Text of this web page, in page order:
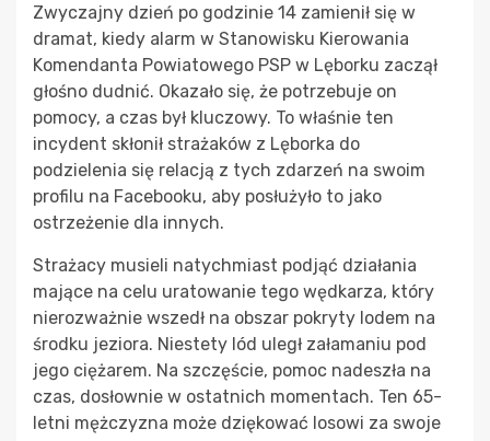
Zwyczajny dzień po godzinie 14 zamienił się w
dramat, kiedy alarm w Stanowisku Kierowania
Komendanta Powiatowego PSP w Lęborku zaczął
głośno dudnić. Okazało się, że potrzebuje on
pomocy, a czas był kluczowy. To właśnie ten
incydent skłonił strażaków z Lęborka do
podzielenia się relacją z tych zdarzeń na swoim
profilu na Facebooku, aby posłużyło to jako
ostrzeżenie dla innych.
Strażacy musieli natychmiast podjąć działania
mające na celu uratowanie tego wędkarza, który
nierozważnie wszedł na obszar pokryty lodem na
środku jeziora. Niestety lód uległ załamaniu pod
jego ciężarem. Na szczęście, pomoc nadeszła na
czas, dosłownie w ostatnich momentach. Ten 65-
letni mężczyzna może dziękować losowi za swoje